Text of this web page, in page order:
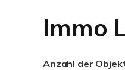
Immo
Anzahl der